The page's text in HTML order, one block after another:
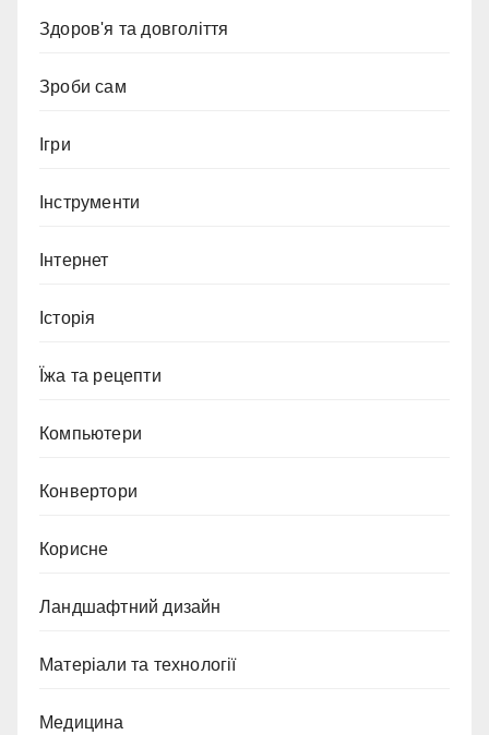
Здоров'я та довголіття
Зроби сам
Ігри
Інструменти
Інтернет
Історія
Їжа та рецепти
Компьютери
Конвертори
Корисне
Ландшафтний дизайн
Матеріали та технології
Медицина